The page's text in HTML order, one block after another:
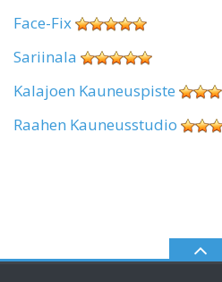
Face-Fix
Sariinala
Kalajoen Kauneuspiste
Raahen Kauneusstudio